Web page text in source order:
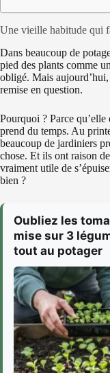
Une vieille habitude qui
Dans beaucoup de
pied des plants comme
obligé. Mais
remise en question.
Pourquoi ? Parce
prend du temps. Au
beaucoup de jardiniers
chose. Et ils ont raison
vraiment utile de
bien ?
Oubliez les
mise sur 3
tout au potager